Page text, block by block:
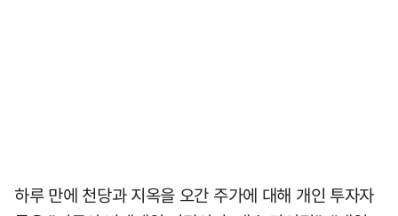
하루 만에 천당과 지옥을 오간 주가에 대해 개인 투자자